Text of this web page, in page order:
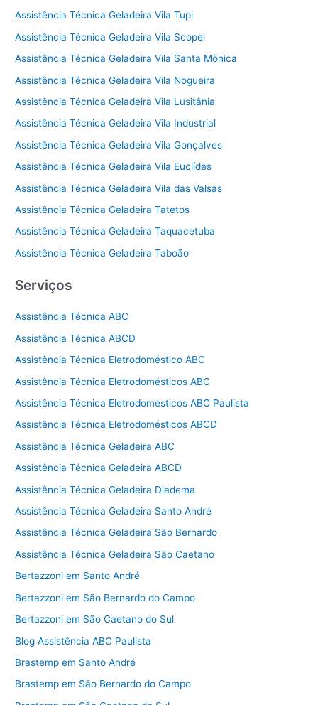
Assistência Técnica Geladeira Vila Tupi
Assistência Técnica Geladeira Vila Scopel
Assistência Técnica Geladeira Vila Santa Mônica
Assistência Técnica Geladeira Vila Nogueira
Assistência Técnica Geladeira Vila Lusitânia
Assistência Técnica Geladeira Vila Industrial
Assistência Técnica Geladeira Vila Gonçalves
Assistência Técnica Geladeira Vila Euclídes
Assistência Técnica Geladeira Vila das Valsas
Assistência Técnica Geladeira Tatetos
Assistência Técnica Geladeira Taquacetuba
Assistência Técnica Geladeira Taboão
Serviços
Assistência Técnica ABC
Assistência Técnica ABCD
Assistência Técnica Eletrodoméstico ABC
Assistência Técnica Eletrodomésticos ABC
Assistência Técnica Eletrodomésticos ABC Paulista
Assistência Técnica Eletrodomésticos ABCD
Assistência Técnica Geladeira ABC
Assistência Técnica Geladeira ABCD
Assistência Técnica Geladeira Diadema
Assistência Técnica Geladeira Santo André
Assistência Técnica Geladeira São Bernardo
Assistência Técnica Geladeira São Caetano
Bertazzoni em Santo André
Bertazzoni em São Bernardo do Campo
Bertazzoni em São Caetano do Sul
Blog Assistência ABC Paulista
Brastemp em Santo André
Brastemp em São Bernardo do Campo